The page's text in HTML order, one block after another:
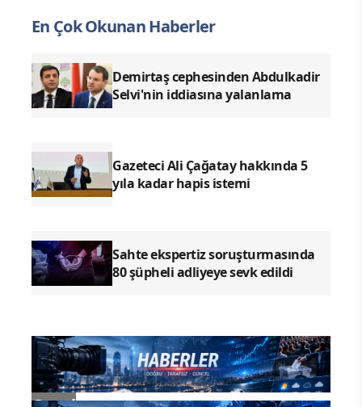
En Çok Okunan Haberler
Demirtaş cephesinden Abdulkadir
Selvi'nin iddiasına yalanlama
Gazeteci Ali Çağatay hakkında 5
yıla kadar hapis istemi
Sahte ekspertiz soruşturmasında
80 şüpheli adliyeye sevk edildi